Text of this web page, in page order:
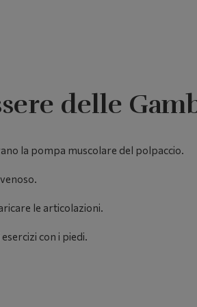
delle
la pompa muscolare del polpaccio.
le articolazioni.
con i piedi.